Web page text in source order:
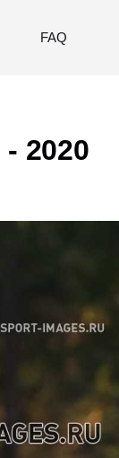
FAQ
2020